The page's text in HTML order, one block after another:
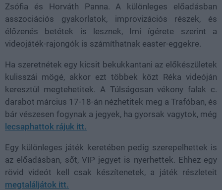
Zsófia és Horváth Panna. A különleges előadásban
asszociációs gyakorlatok, improvizációs részek, és
élőzenés betétek is lesznek, Imi ígérete szerint a
videojáték-rajongók is számíthatnak easter-eggekre.
Ha szeretnétek egy kicsit bekukkantani az előkészületek
kulisszái mögé, akkor ezt többek közt Réka videóján
keresztül megtehetitek. A Túlságosan vékony falak c.
darabot március 17-18-án nézhetitek meg a Trafóban, és
bár vészesen fogynak a jegyek, ha gyorsak vagytok, még
lecsaphattok rájuk itt.
Egy különleges játék keretében pedig szerepelhettek is
az előadásban, sőt, VIP jegyet is nyerhettek. Ehhez egy
rövid videót kell csak készítenetek, a játék részleteit
megtaláljátok itt.